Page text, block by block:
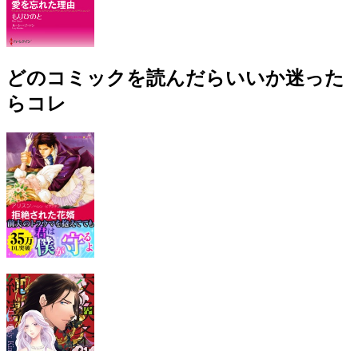
どのコミックを読んだらいいか迷った
らコレ